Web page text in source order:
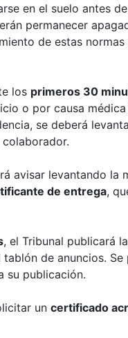
en el suelo antes
permanecer
de estas
los primeros 30
o por causa
se deberá
avisar levantando la
de entrega,
, el Tribunal publicará la
de anuncios.
su publicación.
un certificado